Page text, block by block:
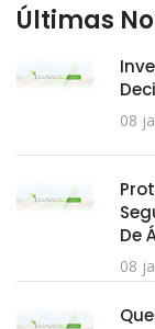
Últimas
08
De
08